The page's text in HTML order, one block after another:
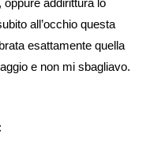
all’occhio questa
esattamente quella
e non mi sbagliavo.